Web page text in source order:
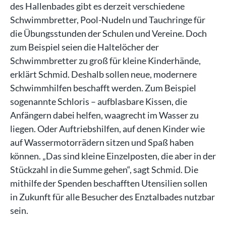
des Hallenbades gibt es derzeit verschiedene
Schwimmbretter, Pool-Nudeln und Tauchringe für
die Übungsstunden der Schulen und Vereine. Doch
zum Beispiel seien die Haltelöcher der
Schwimmbretter zu groß für kleine Kinderhände,
erklärt Schmid. Deshalb sollen neue, modernere
Schwimmhilfen beschafft werden. Zum Beispiel
sogenannte Schloris – aufblasbare Kissen, die
Anfängern dabei helfen, waagrecht im Wasser zu
liegen. Oder Auftriebshilfen, auf denen Kinder wie
auf Wassermotorrädern sitzen und Spaß haben
können. „Das sind kleine Einzelposten, die aber in der
Stückzahl in die Summe gehen“, sagt Schmid. Die
mithilfe der Spenden beschafften Utensilien sollen
in Zukunft für alle Besucher des Enztalbades nutzbar
sein.